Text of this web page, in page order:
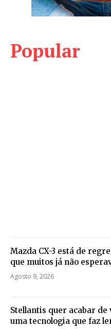
Popular
Mazda CX-3 está de
que muitos já não
Agosto 9, 2026
Stellantis quer acabar de
uma tecnologia que faz